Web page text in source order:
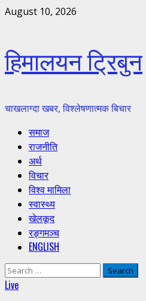
Skip
August 10, 2026
हिमालयन ट्रिबुन
चाखलाग्दा खबर, विश्लेषणात्मक बिचार
Primary
Menu
समाज
राजनीति
अर्थ
विचार
विश्व मामिला
स्वास्थ्य
खेलकूद
रङ्गमञ्च
ENGLISH
Search
for:
Live